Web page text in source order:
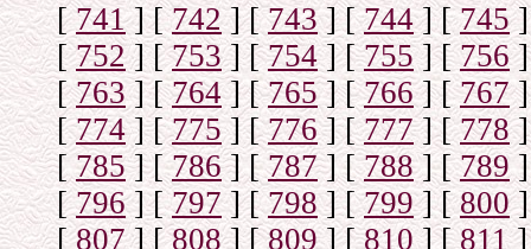
[741] [742] [743] [744] [745]
[752] [753] [754] [755] [756]
[763] [764] [765] [766] [767]
[774] [775] [776] [777] [778]
[ 785] [786] [787] [788] [789]
[796] [797] [798] [799] [800]
[807] [808] [809] [810] [ 811]